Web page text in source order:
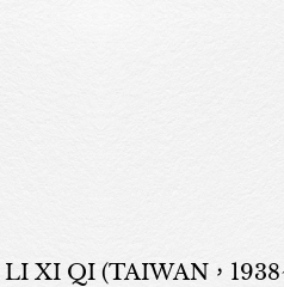
LI XI QI (TAIWAN，